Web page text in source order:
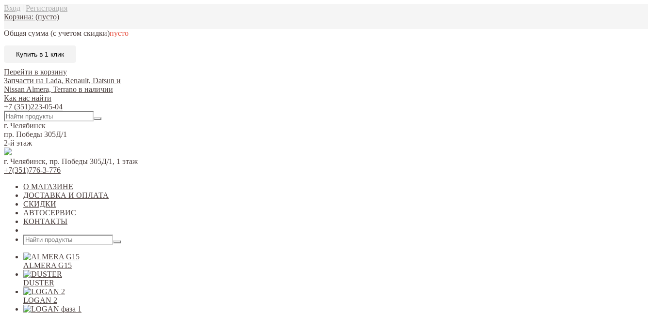
Вход | Регистрация
Корзина: (пусто)
Общая сумма (с учетом скидки)пусто
Купить в 1 клик
Перейти в корзину
Запчасти на Lada, Renault, Datsun и
Nissan Almera, Terrano в наличии
Как нас найти
+7 (351)223-05-04
г. Челябинск
пр. Победы 305Д/1
2-й этаж
г. Челябинск, пр. Победы 305Д/1, 1 этаж
+7(351)776-3-776
О МАГАЗИНЕ
ДОСТАВКА И ОПЛАТА
СКИДКИ
АВТОСЕРВИС
КОНТАКТЫ
ALMERA G15
DUSTER
LOGAN 2